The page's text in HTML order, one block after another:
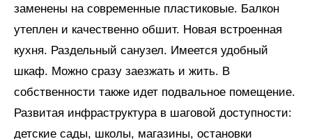
заменены на современные пластиковые. Балкон
утеплен и качественно обшит. Новая встроенная
кухня. Раздельный санузел. Имеется удобный
шкаф. Можно сразу заезжать и жить. В
собственности также идет подвальное помещение.
Развитая инфраструктура в шаговой доступности:
детские сады, школы, магазины, остановки